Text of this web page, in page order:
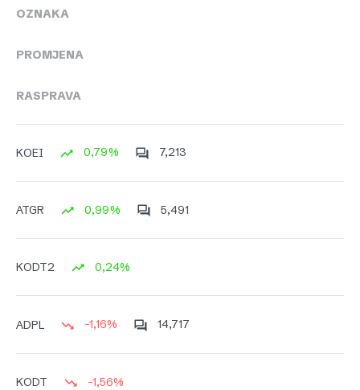
OZNAKA
PROMJENA
RASPRAVA
KOEI 0,79% 7,213
ATGR 0,99% 5,491
KODT2 0,24%
ADPL -1,16% 14,717
KODT -1,56%